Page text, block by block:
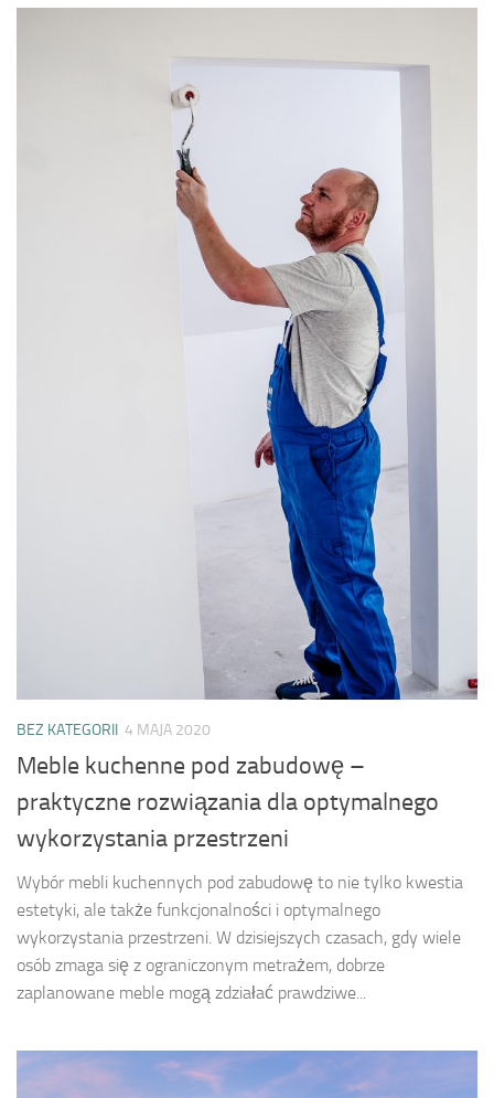
BEZ KATEGORII 4 MAJA 2020
Meble kuchenne pod zabudowę –
praktyczne rozwiązania dla optymalnego
wykorzystania przestrzeni
Wybór mebli kuchennych pod zabudowę to nie tylko kwestia
estetyki, ale także funkcjonalności i optymalnego
wykorzystania przestrzeni. W dzisiejszych czasach, gdy wiele
osób zmaga się z ograniczonym metrażem, dobrze
zaplanowane meble mogą zdziałać prawdziwe...